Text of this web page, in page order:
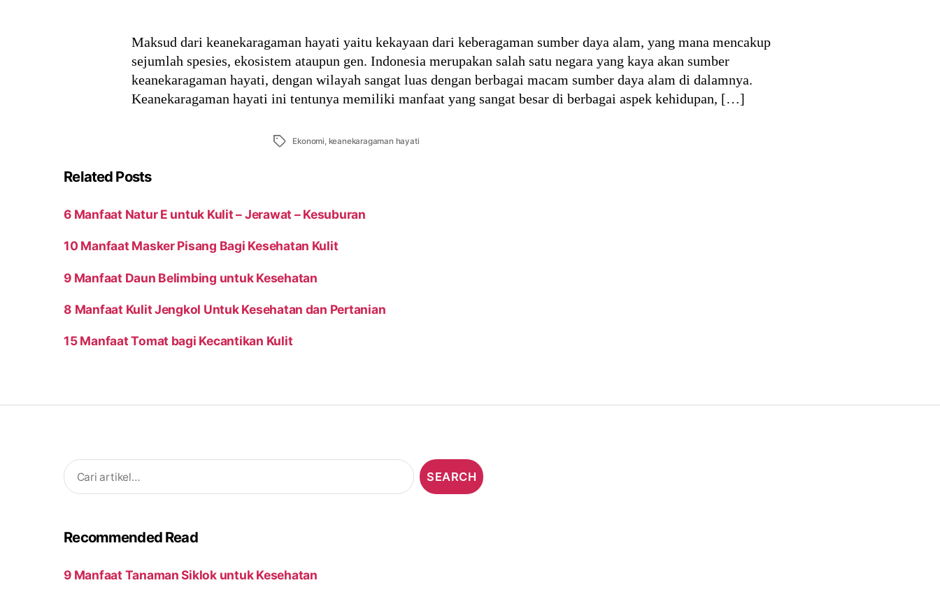
Maksud dari keanekaragaman hayati yaitu kekayaan dari keberagaman sumber daya alam, yang mana mencakup
sejumlah spesies, ekosistem ataupun gen. Indonesia merupakan salah satu negara yang kaya akan sumber
keanekaragaman hayati, dengan wilayah sangat luas dengan berbagai macam sumber daya alam di dalamnya.
Keanekaragaman hayati ini tentunya memiliki manfaat yang sangat besar di berbagai aspek kehidupan, […]
Tags Ekonomi keanekaragaman hayati
Related Posts
6 Manfaat Natur E untuk Kulit – Jerawat – Kesuburan
10 Manfaat Masker Pisang Bagi Kesehatan Kulit
9 Manfaat Daun Belimbing untuk Kesehatan
8 Manfaat Kulit Jengkol Untuk Kesehatan dan Pertanian
15 Manfaat Tomat bagi Kecantikan Kulit
Search
for:
Recommended Read
9 Manfaat Tanaman Siklok untuk Kesehatan